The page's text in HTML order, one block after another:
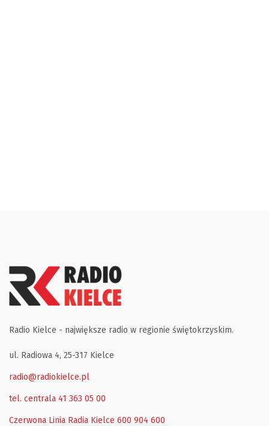
Radio Kielce - największe radio w regionie świętokrzyskim.
ul. Radiowa 4, 25-317 Kielce
radio@radiokielce.pl
tel. centrala 41 363 05 00
Czerwona Linia Radia Kielce 600 904 600